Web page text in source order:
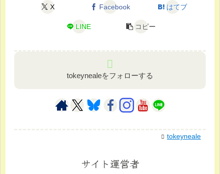
X Facebook はてブ
LINE コピー
tokeynealeをフォローする
tokeyneale
サイト運営者